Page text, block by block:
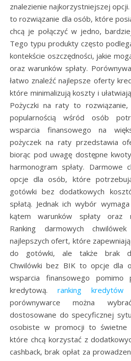
znalezienie najkorzystniejszej
to rozwiązanie dla osób, które
chcą je połączyć w jedno,
Tego typu produkty często
kontekście oszczędności, jakie
oraz warunków spłaty.
łatwo znaleźć najlepsze oferty
które minimalizują koszty i
Pożyczki na raty to
popularnością wśród osób
wsparcia finansowego na
pożyczek na raty przedstawia
biorąc pod uwagę dostępne
harmonogram spłaty. Darmowe
opcje dla osób, które
gotówki bez dodatkowych
spłatą. Jednak ich wybór
kątem warunków spłaty oraz
Ranking darmowych
najlepszych ofert, które
do gotówki, ale także brak
Chwilówki bez BIK to opcje dla
wsparcia finansowego
kredytową. ranking kredytów
porównywarce można
dostosowane do specyficznej
osobiste w promocji to świetne
które chcą korzystać z
cashback, brak opłat za